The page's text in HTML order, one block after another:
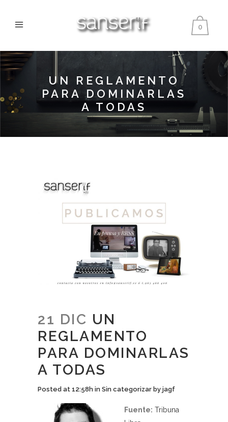
0
UN REGLAMENTO
PARA DOMINARLAS
A TODAS
21 DIC UN
REGLAMENTO
PARA DOMINARLAS
A TODAS
Posted at 12:58h in Sin categorizar by jagf
Fuente: Tribuna